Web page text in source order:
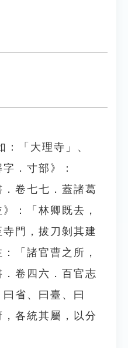
「大理寺」、
．寸部》：
．卷七七．蓋諸葛
：「林卿既去，
門，拔刀剝其建
「諸官曹之所，
卷四六．百官志
省、曰臺、曰
各統其屬，以分